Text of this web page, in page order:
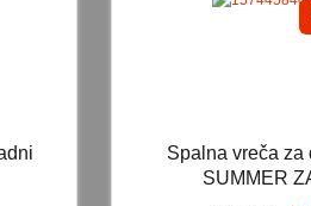
Spalna vreča za
SUMMER
Spalna vreča za